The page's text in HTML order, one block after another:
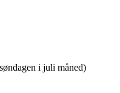
i juli måned)